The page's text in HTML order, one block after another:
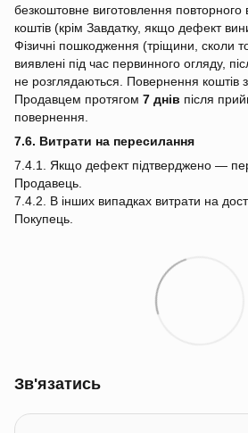
безкоштовне виготовлення
коштів (крім Завдатку, якщо дефект
Фізичні пошкодження (тріщини, сколи
виявлені під час первинного огляду,
не розглядаються. Повернення коштів
Продавцем протягом 7 днів після
повернення.
7.6. Витрати на пересилання
7.4.1. Якщо дефект підтверджено —
Продавець.
7.4.2. В інших випадках витрати на
Покупець.
Зв'язатись